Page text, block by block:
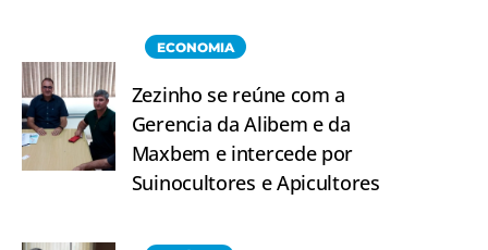
ECONOMIA
Zezinho se reúne com a
Gerencia da Alibem e da
Maxbem e intercede por
Suinocultores e Apicultores